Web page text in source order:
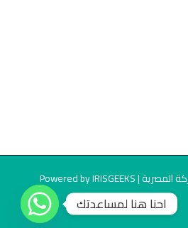
احنا هنا لمساعدتك